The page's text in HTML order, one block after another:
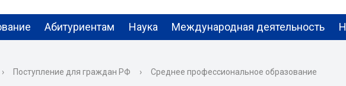
Абитуриентам Наука Международная деятельность
› Поступление для граждан РФ › Среднее профессиональное образование